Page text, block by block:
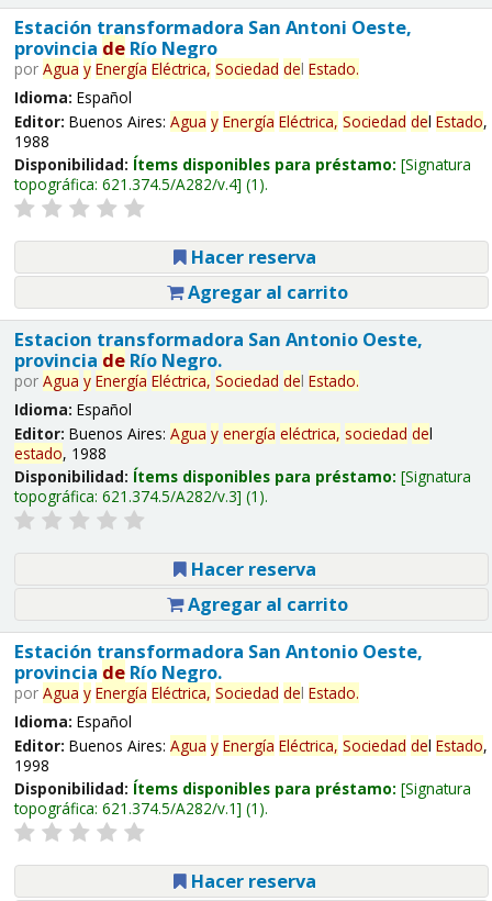
Estación transformadora San Antoni Oeste,
provincia deRío Negro
por Agua y Energía Eléctrica, Sociedad del Estado.
Idioma: Español
Editor: Buenos Aires: Agua y Energía Eléctrica, Sociedad del Estado,
1988
Disponibilidad: Ítems disponibles para préstamo: Signatura
topográfica: 621.374.5/A282/v.4 (1).
Hacer reserva
Agregar al carrito
Estacion transformadora San Antonio Oeste,
provincia deRío Negro.
por Agua y Energía Eléctrica, Sociedad del Estado.
Idioma: Español
Editor: Buenos Aires: Agua y energía eléctrica, sociedad del
estado, 1988
Disponibilidad: Ítems disponibles para préstamo: Signatura
topográfica: 621.374.5/A282/v.3 (1).
Hacer reserva
Agregar al carrito
Estación transformadora San Antonio Oeste,
provincia deRío Negro.
por Agua y Energía Eléctrica, Sociedad del Estado.
Idioma: Español
Editor: Buenos Aires: Agua y Energía Eléctrica, Sociedad del Estado,
1998
Disponibilidad: Ítems disponibles para préstamo: Signatura
topográfica: 621.374.5/A282/v.1 (1).
Hacer reserva